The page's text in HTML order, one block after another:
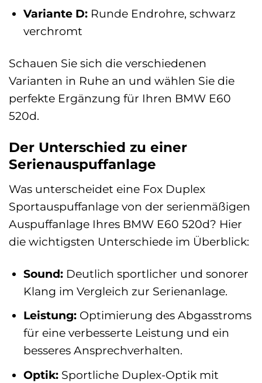
Variante D:Runde Endrohre, schwarz
verchromt
Schauen Sie sich die verschiedenen
Varianten in Ruhe an und wählen Sie die
perfekte Ergänzung für Ihren BMW E60
520d.
Der Unterschied zu einer
Serienauspuffanlage
Was unterscheidet eine Fox Duplex
Sportauspuffanlage von der serienmäßigen
Auspuffanlage Ihres BMW E60 520d? Hier
die wichtigsten Unterschiede im Überblick:
Sound:Deutlich sportlicher und sonorer
Klang im Vergleich zur Serienanlage.
Leistung:Optimierung des Abgasstroms
für eine verbesserte Leistung und ein
besseres Ansprechverhalten.
Optik:Sportliche Duplex-Optik mit